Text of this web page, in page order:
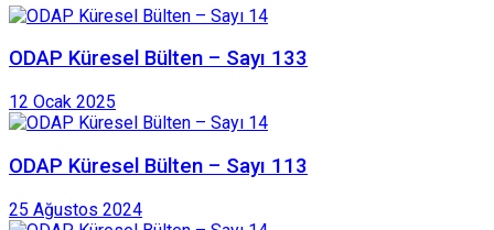
ODAP Küresel Bülten – Sayı 133
12 Ocak 2025
ODAP Küresel Bülten – Sayı 113
25 Ağustos 2024